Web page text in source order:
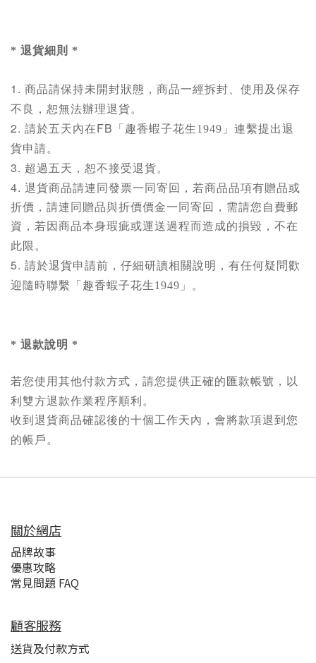
* 退貨細則 *
1. 商品請保持未開封狀態， 商品一經拆封、使用及保存
不良，恕無法辦理退貨。
2. 請於五天內在FB 「趣香蝦子花生1949」 連繫提出退
貨申請。
3. 超過五天，恕不接受退貨。
4. 退貨商品請連同發票一同寄回， 若商品品項有贈品或
折價，請連同贈品與折價價金一同寄回，需請您自費郵
資 ，若因商品本身瑕疵或運送過程而造成的損毀，不在
此限。
5. 請於退貨申請前，仔細研讀相關說明，有任何疑問歡
迎隨時聯繫「趣香蝦子花生1949」。
* 退款說明 *
若您使用其他付款方式，請您提供正確的匯款帳號，以
利雙方退款作業程序順利。
收到退貨商品確認後的十個工作天內，會將款項退到您
的帳戶。
關於網店
品牌故事
優惠攻略
常見問題 FAQ
顧客服務
送貨及付款方式